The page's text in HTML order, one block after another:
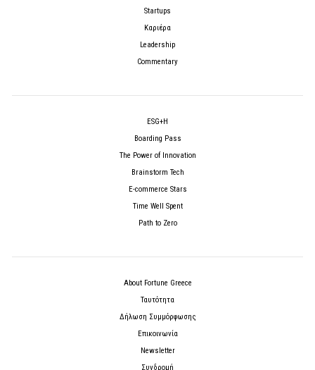
Startups
Καριέρα
Leadership
Commentary
ESG+H
Boarding Pass
The Power of Innovation
Brainstorm Tech
E-commerce Stars
Time Well Spent
Path to Zero
About Fortune Greece
Ταυτότητα
Δήλωση Συμμόρφωσης
Επικοινωνία
Newsletter
Συνδρομή